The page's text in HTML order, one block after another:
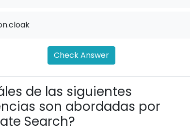
Check Answer
de las siguientes
son abordadas por
Search?